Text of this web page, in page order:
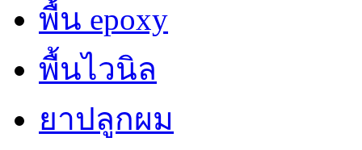
พื้น epoxy
พื้นไวนิล
ยาปลูกผม